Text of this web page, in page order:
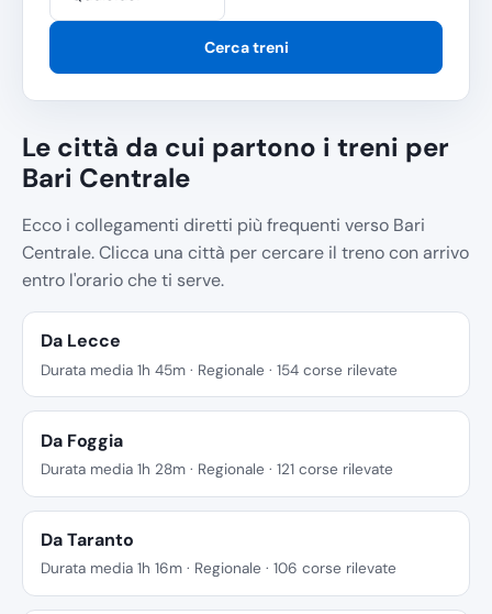
Cerca treni
Le città da cui partono i treni per
Bari Centrale
Ecco i collegamenti diretti più frequenti verso Bari
Centrale. Clicca una città per cercare il treno con arrivo
entro l'orario che ti serve.
Da Lecce
Durata media 1h 45m · Regionale · 154 corse rilevate
Da Foggia
Durata media 1h 28m · Regionale · 121 corse rilevate
Da Taranto
Durata media 1h 16m · Regionale · 106 corse rilevate